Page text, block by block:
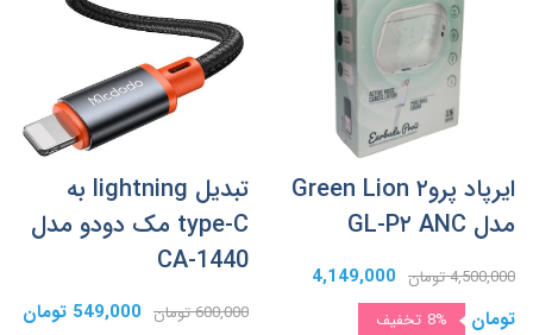
ایرپاد پرو۲ Green Lion
مدل GL-P۲ ANC
4,500,000 تومان
4,149,000
تومان
8% تخفیف
تبدیل lightning به
type-C مک دودو مدل
CA-1440
600,000 تومان 549,000 تومان